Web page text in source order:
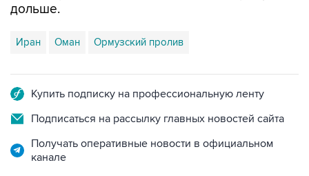
дольше.
Иран Оман Ормузский пролив
Купить подписку на профессиональную ленту
Подписаться на рассылку главных новостей сайта
Получать оперативные новости в официальном
канале